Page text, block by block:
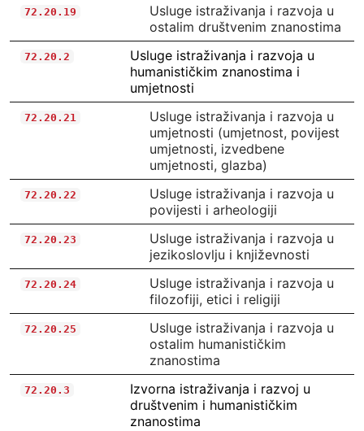
72.20.19
Usluge istraživanja i razvoja u
ostalim društvenim znanostima
72.20.2
Usluge istraživanja i razvoja u
humanističkim znanostima i
umjetnosti
72.20.21
Usluge istraživanja i razvoja u
umjetnosti (umjetnost, povijest
umjetnosti, izvedbene
umjetnosti, glazba)
72.20.22
Usluge istraživanja i razvoja u
povijesti i arheologiji
72.20.23
Usluge istraživanja i razvoja u
jezikoslovlju i književnosti
72.20.24
Usluge istraživanja i razvoja u
filozofiji, etici i religiji
72.20.25
Usluge istraživanja i razvoja u
ostalim humanističkim
znanostima
72.20.3
Izvorna istraživanja i razvoj u
društvenim i humanističkim
znanostima